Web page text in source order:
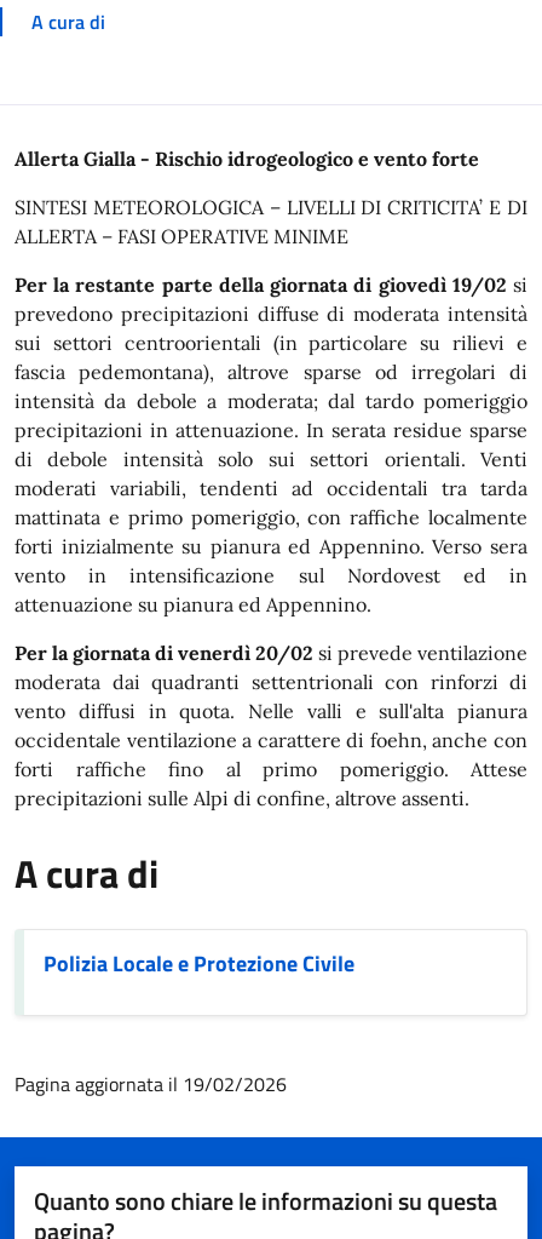
A cura di
In dettaglio
Allerta Gialla - Rischio idrogeologico e vento forte
SINTESI METEOROLOGICA – LIVELLI DI CRITICITA’ E DI
ALLERTA – FASI OPERATIVE MINIME
Per la restante parte della giornata di giovedì 19/02 si
prevedono precipitazioni diffuse di moderata intensità
sui settori centroorientali (in particolare su rilievi e
fascia pedemontana), altrove sparse od irregolari di
intensità da debole a moderata; dal tardo pomeriggio
precipitazioni in attenuazione. In serata residue sparse
di debole intensità solo sui settori orientali. Venti
moderati variabili, tendenti ad occidentali tra tarda
mattinata e primo pomeriggio, con raffiche localmente
forti inizialmente su pianura ed Appennino. Verso sera
vento in intensificazione sul Nordovest ed in
attenuazione su pianura ed Appennino.
Per la giornata di venerdì 20/02 si prevede ventilazione
moderata dai quadranti settentrionali con rinforzi di
vento diffusi in quota. Nelle valli e sull'alta pianura
occidentale ventilazione a carattere di foehn, anche con
forti raffiche fino al primo pomeriggio. Attese
precipitazioni sulle Alpi di confine, altrove assenti.
A cura di
Polizia Locale e Protezione Civile
Pagina aggiornata il 19/02/2026
Quanto sono chiare le informazioni su questa
pagina?